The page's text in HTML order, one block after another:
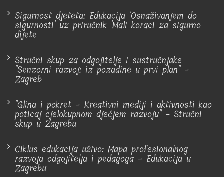
Sigurnost djeteta: Edukacija 'Osnaživanjem do
sigurnosti' uz priručnik 'Mali koraci za sigurno
dijete
Stručni skup za odgojitelje i sustručnjake
"Senzorni razvoj: iz pozadine u prvi plan" -
Zagreb
"Glina i pokret - Kreativni mediji i aktivnosti kao
poticaj cjelokupnom dječjem razvoju" - Stručni
skup u Zagrebu
Ciklus edukacija uživo: Mapa profesionalnog
razvoja odgojitelja i pedagoga - Edukacija u
Zagrebu